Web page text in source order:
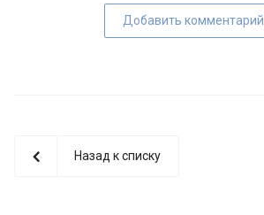
Добавить комментарий
Назад к списку